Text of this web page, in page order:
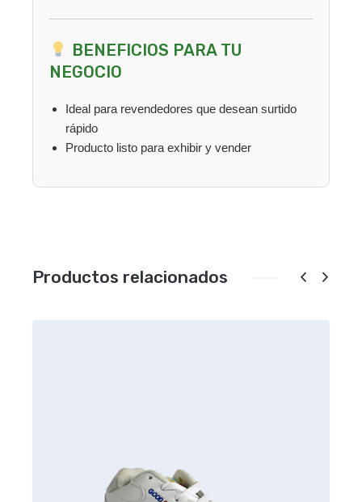
BENEFICIOS PARA TU
NEGOCIO
Ideal para revendedores que desean surtido
rápido
Producto listo para exhibir y vender
Productos relacionados